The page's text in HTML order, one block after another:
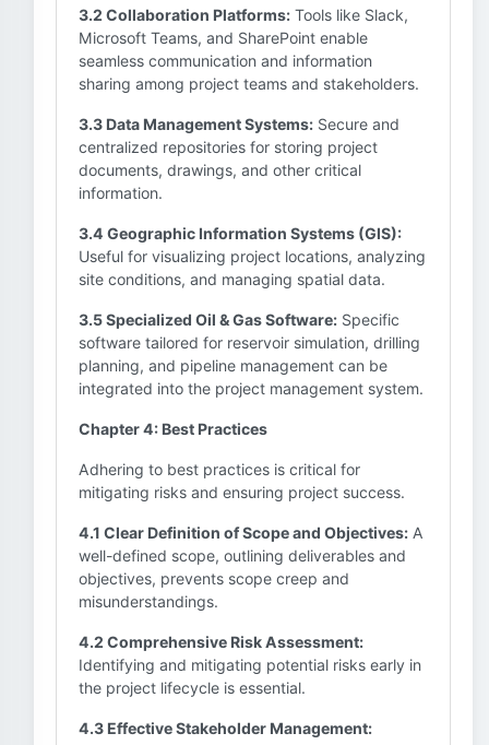
3.2 Collaboration Platforms: Tools like Slack,
Microsoft Teams, and SharePoint enable
seamless communication and information
sharing among project teams and stakeholders.
3.3 Data Management Systems: Secure and
centralized repositories for storing project
documents, drawings, and other critical
information.
3.4 Geographic Information Systems (GIS):
Useful for visualizing project locations, analyzing
site conditions, and managing spatial data.
3.5 Specialized Oil & Gas Software: Specific
software tailored for reservoir simulation, drilling
planning, and pipeline management can be
integrated into the project management system.
Chapter 4: Best Practices
Adhering to best practices is critical for
mitigating risks and ensuring project success.
4.1 Clear Definition of Scope and Objectives: A
well-defined scope, outlining deliverables and
objectives, prevents scope creep and
misunderstandings.
4.2 Comprehensive Risk Assessment:
Identifying and mitigating potential risks early in
the project lifecycle is essential.
4.3 Effective Stakeholder Management: